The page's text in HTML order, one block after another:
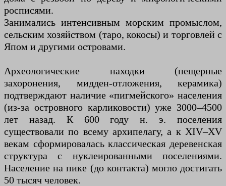
росписями.
Занимались интенсивным морским промыслом,
сельским хозяйством (таро, кокосы) и торговлей с
Япом и другими островами.
Археологические находки (пещерные
захоронения, мидден-отложения, керамика)
подтверждают наличие «пигмейского» населения
(из-за островного карликовости) уже 3000–4500
лет назад. К 600 году н. э. поселения
существовали по всему архипелагу, а к XIV–XV
векам сформировалась классическая деревенская
структура с нуклеированными поселениями.
Население на пике (до контакта) могло достигать
50 тысяч человек.